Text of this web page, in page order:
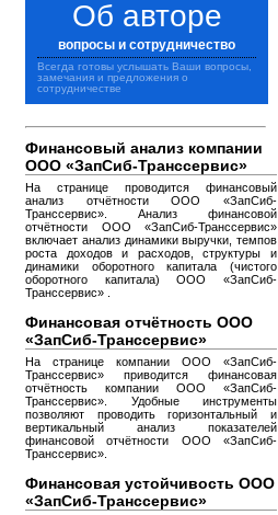
Об авторе
вопросы и сотрудничество
Всегда готовы услышать Ваши вопросы,
замечания и предложения о
сотрудничестве
Финансовый анализ компании
ООО «ЗапСиб-Транссервис»
На странице проводится финансовый
анализ отчётности ООО «ЗапСиб-
Транссервис». Анализ финансовой
отчётности ООО «ЗапСиб-Транссервис»
включает анализ динамики выручки, темпов
роста доходов и расходов, структуры и
динамики оборотного капитала (чистого
оборотного капитала) ООО «ЗапСиб-
Транссервис» .
Финансовая отчётность ООО
«ЗапСиб-Транссервис»
На странице компании ООО «ЗапСиб-
Транссервис» приводится финансовая
отчётность компании ООО «ЗапСиб-
Транссервис». Удобные инструменты
позволяют проводить горизонтальный и
вертикальный анализ показателей
финансовой отчётности ООО «ЗапСиб-
Транссервис».
Финансовая устойчивость ООО
«ЗапСиб-Транссервис»